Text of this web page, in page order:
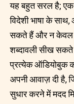
यह बहुत सरल है; एक
विदेशी भाषा के
सकते हैं और न केवल
शब्दावली सीख सकते
प्रत्येक ऑडियोबुक
अपनी आवाज़ दी
सुधार करने में मदद